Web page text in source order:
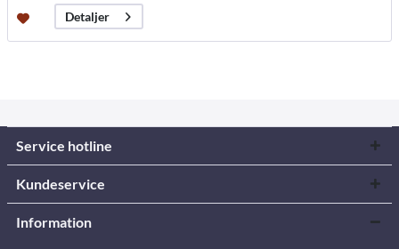
Detaljer
Service hotline
Kundeservice
Information